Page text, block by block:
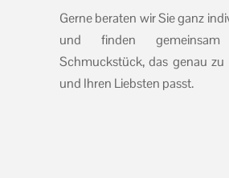
Gerne beraten wir Sie ganz
und finden
Schmuckstück, das genau zu
und Ihren Liebsten passt.